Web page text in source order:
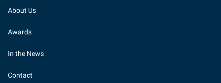
About Us
Awards
In the News
Contact